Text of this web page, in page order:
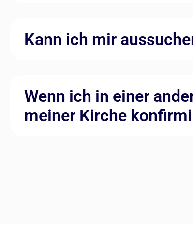
Kann ich mir
Wenn ich in einer
meiner Kirche